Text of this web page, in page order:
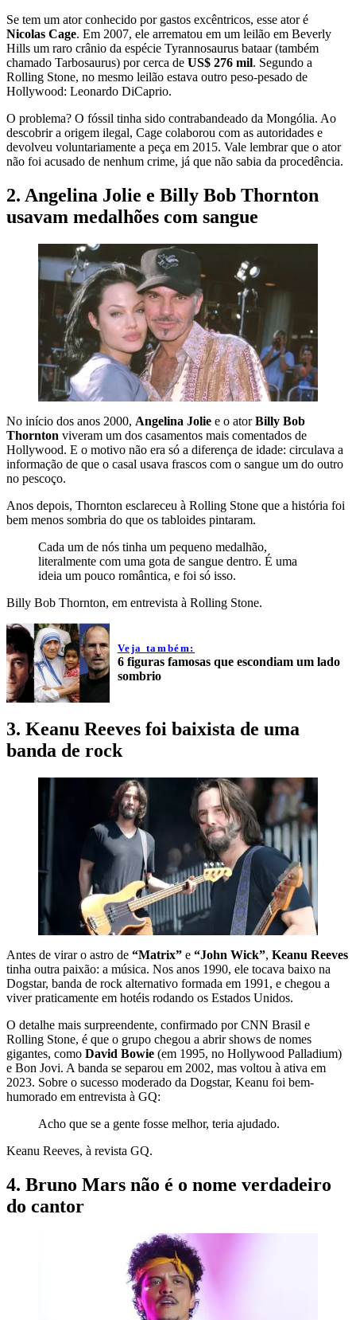
Se tem um ator conhecido por gastos excêntricos, esse ator é
Nicolas Cage. Em 2007, ele arrematou em um leilão em Beverly
Hills um raro crânio da espécie Tyrannosaurus bataar (também
chamado Tarbosaurus) por cerca de US$ 276 mil. Segundo a
Rolling Stone, no mesmo leilão estava outro peso-pesado de
Hollywood: Leonardo DiCaprio.
O problema? O fóssil tinha sido contrabandeado da Mongólia. Ao
descobrir a origem ilegal, Cage colaborou com as autoridades e
devolveu voluntariamente a peça em 2015. Vale lembrar que o ator
não foi acusado de nenhum crime, já que não sabia da procedência.
2. Angelina Jolie e Billy Bob Thornton
usavam medalhões com sangue
No início dos anos 2000, Angelina Jolie e o atorBilly Bob
Thornton viveram um dos casamentos mais comentados de
Hollywood. E o motivo não era só a diferença de idade: circulava a
informação de que o casal usava frascos com o sangue um do outro
no pescoço.
Anos depois, Thornton esclareceu à Rolling Stone que a história foi
bem menos sombria do que os tabloides pintaram.
Cada um de nós tinha um pequeno medalhão,
literalmente com uma gota de sangue dentro. É uma
ideia um pouco romântica, e foi só isso.
Billy Bob Thornton, em entrevista à Rolling Stone.
Veja também:
6 figuras famosas que escondiam um lado
sombrio
3. Keanu Reeves foi baixista de uma
banda de rock
Antes de virar o astro de “Matrix” e “John Wick”, Keanu Reeves
tinha outra paixão: a música. Nos anos 1990, ele tocava baixo na
Dogstar, banda de rock alternativo formada em 1991, e chegou a
viver praticamente em hotéis rodando os Estados Unidos.
O detalhe mais surpreendente, confirmado por CNN Brasil e
Rolling Stone, é que o grupo chegou a abrir shows de nomes
gigantes, como David Bowie (em 1995, no Hollywood Palladium)
e Bon Jovi. A banda se separou em 2002, mas voltou à ativa em
2023. Sobre o sucesso moderado da Dogstar, Keanu foi bem-
humorado em entrevista à GQ:
Acho que se a gente fosse melhor, teria ajudado.
Keanu Reeves, à revista GQ.
4. Bruno Mars não é o nome verdadeiro
do cantor